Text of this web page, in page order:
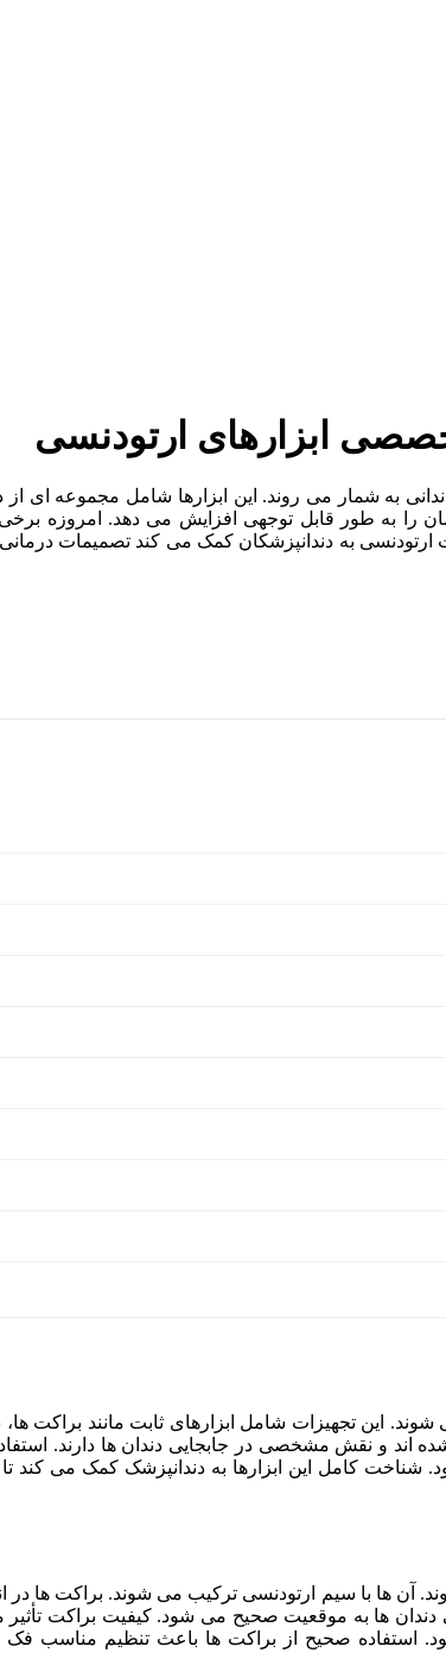
به شمار می روند. این ابزارها شامل مجموعه
را به طور قابل توجهی افزایش می دهد. امروزه
ارتودنسی به دندانپزشکان کمک می کند تصمیمات
این تجهیزات شامل ابزارهای ثابت مانند براکت
اند و نقش مشخصی در جابجایی دندان ها دارند.
کامل این ابزارها به دندانپزشک کمک می کند تا
آن ها با سیم ارتودنسی ترکیب می شوند. براکت ها در
ها به موقعیت صحیح می شود. کیفیت براکت
استفاده صحیح از براکت ها باعث تنظیم مناسب فک